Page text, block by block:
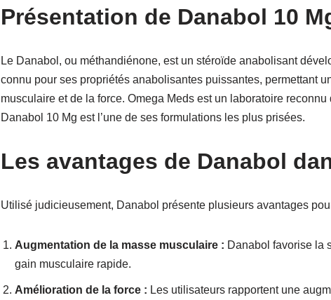
Présentation de Danabol 10
Le Danabol, ou méthandiénone, est un stéroïde anabolisant
connu pour ses propriétés anabolisantes puissantes, permettant
musculaire et de la force. Omega Meds est un laboratoire
Danabol 10 Mg est l’une de ses formulations les plus prisées.
Les avantages de Danabol
Utilisé judicieusement, Danabol présente plusieurs avantages
Augmentation de la masse musculaire : Danabol favorise la
gain musculaire rapide.
Amélioration de la force : Les utilisateurs rapportent une